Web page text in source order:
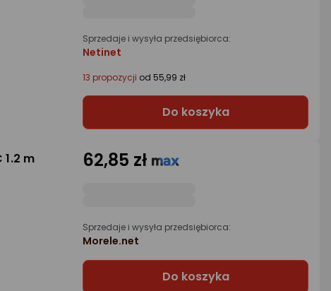
Sprzedaje i wysyła przedsiębiorca:
Netinet
13 propozycji od 55,99 zł
Do koszyka
1.2 m 62,85 zł
Sprzedaje i wysyła przedsiębiorca:
Morele.net
Do koszyka